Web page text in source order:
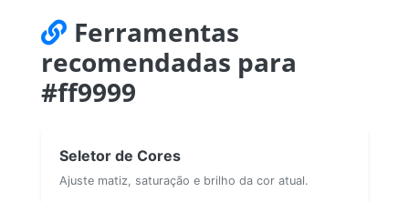
Ferramentas
recomendadas para
#ff9999
Seletor de Cores
Ajuste matiz, saturação e brilho da cor atual.